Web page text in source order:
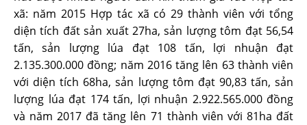
xã: năm 2015 Hợp tác xã có 29 thành viên với tổng
diện tích đất sản xuất 27ha, sản lượng tôm đạt 56,54
tấn, sản lượng lúa đạt 108 tấn, lợi nhuận đạt
2.135.300.000 đồng; năm 2016 tăng lên 63 thành viên
với diện tích 68ha, sản lượng tôm đạt 90,83 tấn, sản
lượng lúa đạt 174 tấn, lợi nhuận 2.922.565.000 đồng
và năm 2017 đã tăng lên 71 thành viên với 81ha đất